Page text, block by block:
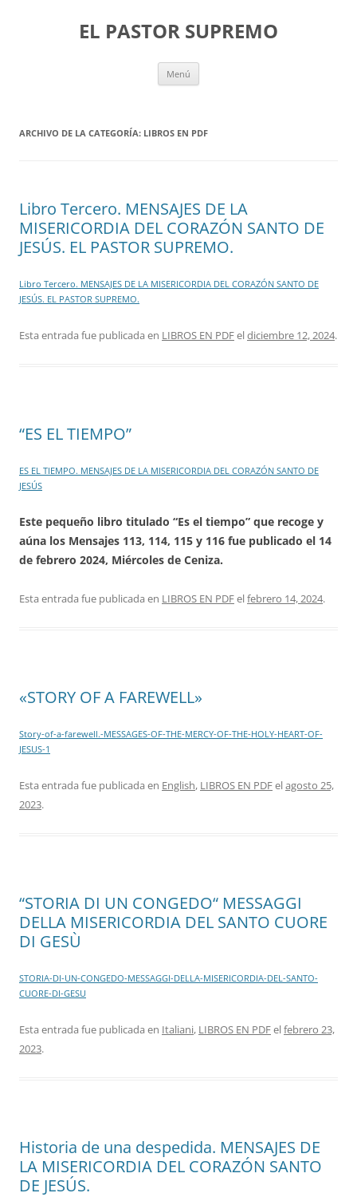
EL PASTOR SUPREMO
Menú
ARCHIVO DE LA CATEGORÍA: LIBROS EN PDF
Libro Tercero. MENSAJES DE LA
MISERICORDIA DEL CORAZÓN SANTO DE
JESÚS. EL PASTOR SUPREMO.
Libro Tercero. MENSAJES DE LA MISERICORDIA DEL CORAZÓN SANTO DE
JESÚS. EL PASTOR SUPREMO.
Esta entrada fue publicada en LIBROS EN PDFeldiciembre 12, 2024.
“ES EL TIEMPO”
ES EL TIEMPO. MENSAJES DE LA MISERICORDIA DEL CORAZÓN SANTO DE
JESÚS
Este pequeño libro titulado “Es el tiempo” que recoge y
aúna los Mensajes 113, 114, 115 y 116 fue publicado el 14
de febrero 2024, Miércoles de Ceniza.
Esta entrada fue publicada en LIBROS EN PDFelfebrero 14, 2024.
«STORY OF A FAREWELL»
Story-of-a-farewell.-MESSAGES-OF-THE-MERCY-OF-THE-HOLY-HEART-OF-
JESUS-1
Esta entrada fue publicada en English, LIBROS EN PDFelagosto 25,
2023.
“STORIA DI UN CONGEDO“ MESSAGGI
DELLA MISERICORDIA DEL SANTO CUORE
DI GESÙ
STORIA-DI-UN-CONGEDO-MESSAGGI-DELLA-MISERICORDIA-DEL-SANTO-
CUORE-DI-GESU
Esta entrada fue publicada en Italiani, LIBROS EN PDFelfebrero 23,
2023.
Historia de una despedida. MENSAJES DE
LA MISERICORDIA DEL CORAZÓN SANTO
DE JESÚS.